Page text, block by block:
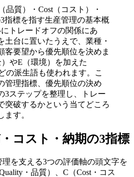
品質）・Cost（コスト）・
指標を指す生産管理の基本概
トレードオフの関係にあ
土台に置いたうえで、業種・
客要望から優先順位を決めま
やE（環境）を加えた
の派生語も使われます。こ
管理指標、優先順位の決め
3ステップを整理し、トレー
突破するかという当てどころ
ます。
コスト・納期の3指標
を支える3つの評価軸の頭文字を
・品質）、C（Cost・コス